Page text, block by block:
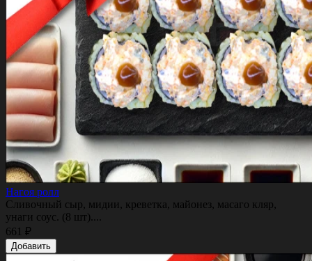
Нагоя ролл
Сливочный сыр, мидии, креветка, майонез, масаго кляр,
унаги соус. (8 шт)....
661 ₽
Добавить